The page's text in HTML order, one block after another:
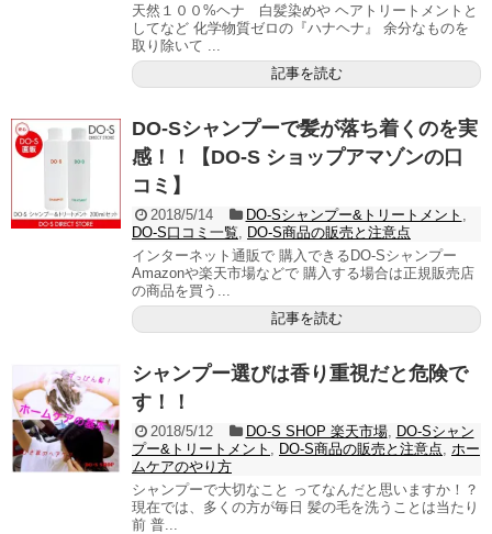
天然１００%ヘナ 白髪染めや ヘアトリートメントと
してなど 化学物質ゼロの『ハナヘナ』 余分なものを
取り除いて ...
記事を読む
DO-Sシャンプーで髪が落ち着くのを実
感！！【DO-S ショップアマゾンの口
コミ】
2018/5/14 DO-Sシャンプー&トリートメント
DO-S口コミ一覧
DO-S商品の販売と注意点
インターネット通販で 購入できるDO-Sシャンプー
Amazonや楽天市場などで 購入する場合は正規販売店
の商品を買う...
記事を読む
シャンプー選びは香り重視だと危険で
す！！
2018/5/12 DO-S SHOP 楽天市場,
DO-Sシャン
プー&トリートメント
DO-S商品の販売と注意点
ホー
ムケアのやり方
シャンプーで大切なこと ってなんだと思いますか！？
現在では、多くの方が毎日 髪の毛を洗うことは当たり
前 普...